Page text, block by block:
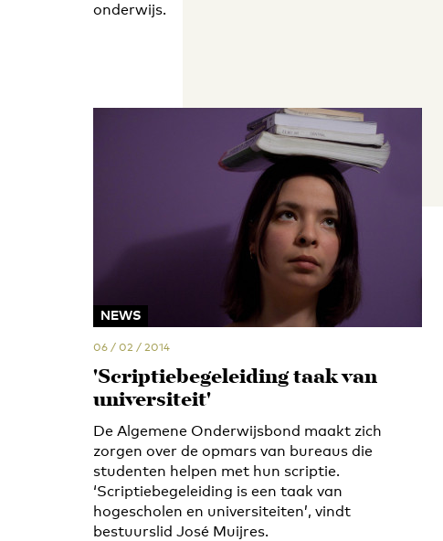
onderwijs.
NEWS
06 / 02 / 2014
'Scriptiebegeleiding taak van
universiteit'
De Algemene Onderwijsbond maakt zich
zorgen over de opmars van bureaus die
studenten helpen met hun scriptie.
‘Scriptiebegeleiding is een taak van
hogescholen en universiteiten’, vindt
bestuurslid José Muijres.